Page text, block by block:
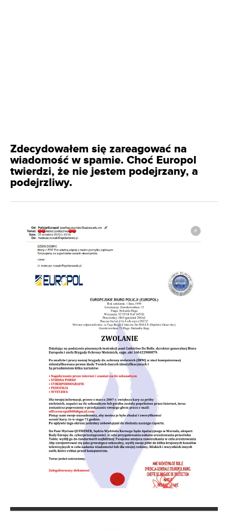
Zdecydowałem się zareagować na
wiadomość w spamie. Choć Europol
twierdzi, że nie jestem podejrzany, a
podejrzliwy.